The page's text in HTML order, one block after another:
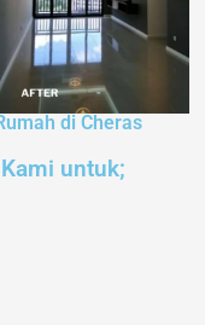
di Cheras
untuk;